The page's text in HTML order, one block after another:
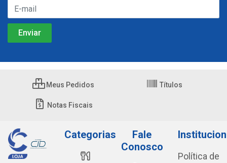
Meus Pedidos Títulos
Notas Fiscais
Categorias
Fale
Conosco
Política de